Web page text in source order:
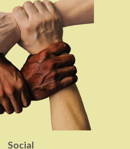
Social